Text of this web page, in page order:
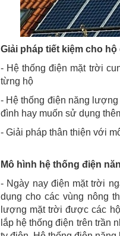
Giải pháp tiết kiệm cho hộ
- Hệ thống điện mặt trời
từng hộ
- Hệ thống điện năng
đình hay muốn sử dụng
- Giải pháp thân thiện với
Mô hình hệ thống điện
- Ngày nay điện mặt trời
dụng cho các vùng nông
lượng mặt trời được các
lắp hệ thống điện trên trần